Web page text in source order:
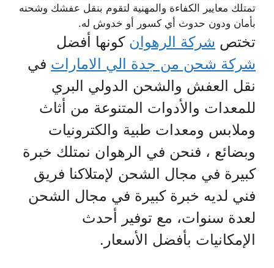
تمتلك معايير الكفاءة والمهنية لتقوم بنقل عفشك وشحنه
بأمان ودون حدوث أي كسور أو خدوش له.
تختص شركة الرهوان كونها أفضل
شركة شحن من جدة الي الامارات في
نقل العفش والشحن الدولي البري
للمعدات والأدوات المتنوعة من أثاث
وملابس ومعدات طبية والكترونيات
وبضائع ، فنحن في الرهوان نمتلك خبرة
كبيرة في مجال الشحن لإمتلاكنا فريق
فني لديه خبرة كبيرة في مجال الشحن
لعدة سنوات، مع توفير أحدث
الإمكانيات بأفضل الأسعار.